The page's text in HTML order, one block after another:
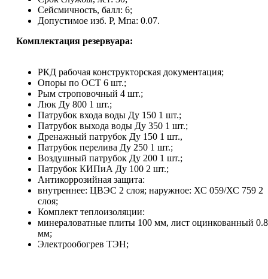
Сейсмичность, балл: 6;
Допустимое изб. Р, Мпа: 0.07.
Комплектация резервуара:
РКД рабочая конструкторская документация;
Опоры по ОСТ 6 шт.;
Рым строповочный 4 шт.;
Люк Ду 800 1 шт.;
Патрубок входа воды Ду 150 1 шт.;
Патрубок выхода воды Ду 350 1 шт.;
Дренажный патрубок Ду 150 1 шт.,
Патрубок перелива Ду 250 1 шт.;
Воздушный патрубок Ду 200 1 шт.;
Патрубок КИПиА Ду 100 2 шт.;
Антикоррозийная защита:
внутреннее: ЦВЭС 2 слоя; наружное: ХС 059/ХС 759 2
слоя;
Комплект теплоизоляции:
минераловатные плиты 100 мм, лист оцинкованный 0.8
мм;
Электрообогрев ТЭН;